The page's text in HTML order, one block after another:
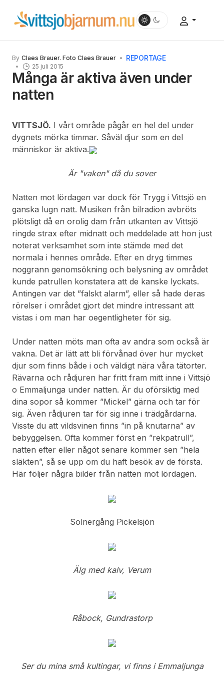
By Claes Brauer. Foto Claes Brauer REPORTAGE
25 juli 2015
Många är aktiva även under
natten
VITTSJÖ. I vårt område pågår en hel del under
dygnets mörka timmar. Såväl djur som en del
människor är aktiva.
Är "vaken" då du sover
Natten mot lördagen var dock för Trygg i Vittsjö en
ganska lugn natt. Musiken från bilradion avbröts
plötsligt då en orolig dam från utkanten av Vittsjö
ringde strax efter midnatt och meddelade att hon just
noterat verksamhet som inte stämde med det
normala i hennes område. Efter en dryg timmes
noggrann genomsökning och belysning av området
kunde patrullen konstatera att de kanske lyckats.
Antingen var det ”falskt alarm”, eller så hade deras
rörelser i området gjort det mindre intressant att
vistas i om man har oegentligheter för sig.
Under natten möts man ofta av andra som också är
vakna. Det är lätt att bli förvånad över hur mycket
djur som finns både i och väldigt nära våra tätorter.
Rävarna och rådjuren har fritt fram mitt inne i Vittsjö
o Emmaljunga under natten. Är du oförsiktig med
dina sopor så kommer ”Mickel” gärna och tar för
sig. Även rådjuren tar för sig inne i trädgårdarna.
Visste du att vildsvinen finns ”in på knutarna” av
bebyggelsen. Ofta kommer först en ”rekpatrull”,
natten efter eller något senare kommer sen ”hela
släkten”, så se upp om du haft besök av de första.
Här följer några bilder från natten mot lördagen.
Solnergång Pickelsjön
Älg med kalv, Verum
Råbock, Gundrastorp
Ser du mina små kultingar, vi finns i Emmaljunga